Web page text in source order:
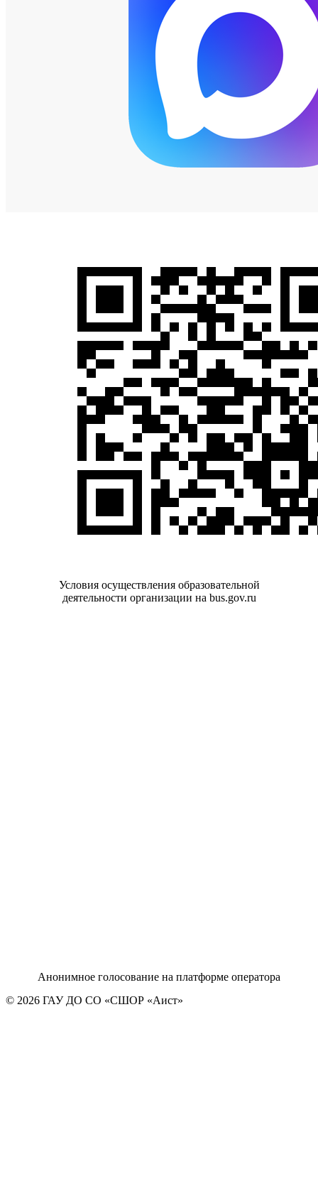
Условия осуществления образовательной
деятельности организации на bus.gov.ru
Анонимное голосование на платформе оператора
© 2026 ГАУ ДО СО «СШОР «Аист»